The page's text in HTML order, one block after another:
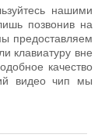
нашими
позвонив на
предоставляем
клавиатуру вне
качество
видео чип мы